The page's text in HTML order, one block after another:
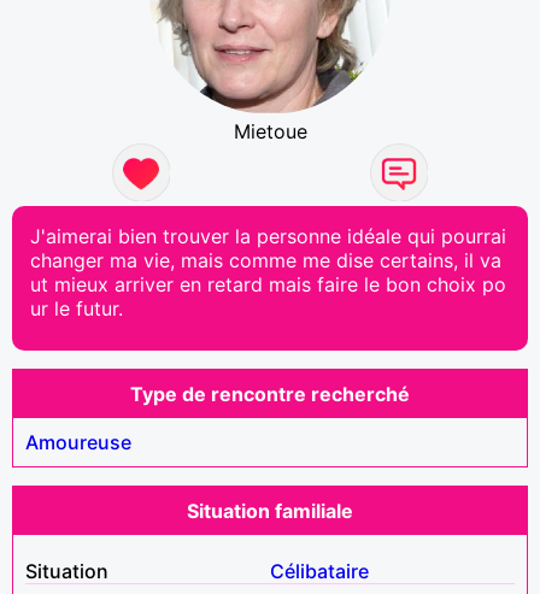
Mietoue
J'aimerai bien trouver la personne idéale qui pourrai
changer ma vie, mais comme me dise certains, il va
ut mieux arriver en retard mais faire le bon choix po
ur le futur.
Type de rencontre recherché
Amoureuse
Situation familiale
Situation
Célibataire